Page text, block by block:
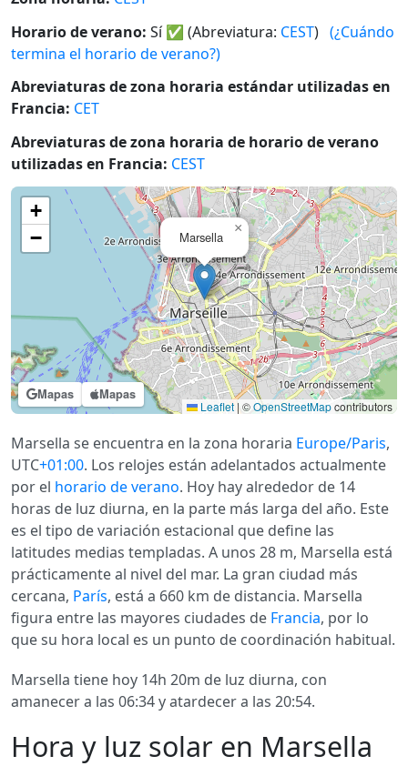
Horario de verano: Sí✅ (Abreviatura: CEST) (¿Cuándo
termina el horario de verano?)
Abreviaturas de zona horaria estándar utilizadas en
Francia: CET
Abreviaturas de zona horaria de horario de verano
utilizadas en Francia: CEST
Mapas Mapas
Marsella
×
+
−
Leaflet|©OpenStreetMapcontributors
Marsella se encuentra en la zona horaria Europe/Paris,
UTC+01:00. Los relojes están adelantados actualmente
por el horario de verano. Hoy hay alrededor de 14
horas de luz diurna, en la parte más larga del año. Este
es el tipo de variación estacional que define las
latitudes medias templadas. A unos 28 m, Marsella está
prácticamente al nivel del mar. La gran ciudad más
cercana, París, está a 660 km de distancia. Marsella
figura entre las mayores ciudades de Francia, por lo
que su hora local es un punto de coordinación habitual.
Marsella tiene hoy 14h 20m de luz diurna, con
amanecer a las 06:34 y atardecer a las 20:54.
Hora y luz solar en Marsella